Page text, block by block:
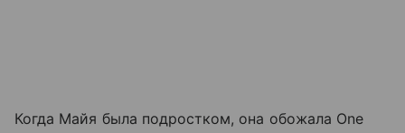
Когда Майя была подростком, она обожала One